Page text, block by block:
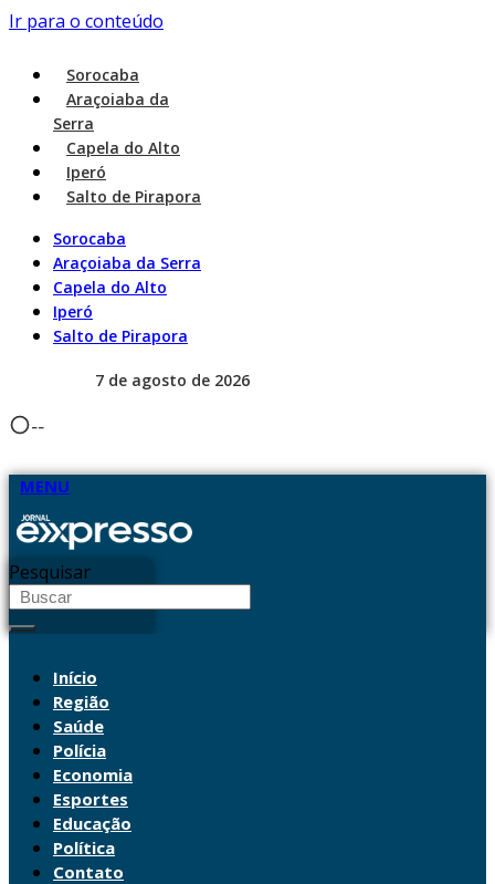
Ir para o conteúdo
Sorocaba
Araçoiaba da
Serra
Capela do Alto
Iperó
Salto de Pirapora
Sorocaba
Araçoiaba da Serra
Capela do Alto
Iperó
Salto de Pirapora
7 de agosto de 2026
--
MENU
Pesquisar
Início
Região
Saúde
Polícia
Economia
Esportes
Educação
Política
Contato